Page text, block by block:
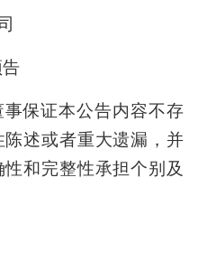
保证本公告内容不存
述或者重大遗漏，并
和完整性承担个别及